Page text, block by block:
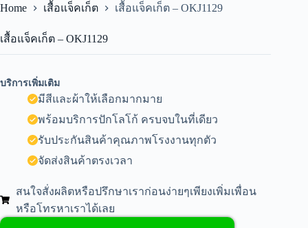
Home เสื้อแจ็คเก็ต เสื้อแจ็คเก็ต – OKJ1129
เสื้อแจ็คเก็ต – OKJ1129
บริการเพิ่มเติม
มีสีและผ้าให้เลือกมากมาย
พร้อมบริการปักโลโก้ ครบจบในที่เดียว
รับประกันสินค้าคุณภาพโรงงานทุกตัว
จัดส่งสินค้าตรงเวลา
สนใจสั่งผลิตหรือปรึกษาเราก่อนง่ายๆเพียงเพิ่มเพื่อน
หรือโทรหาเราได้เลย